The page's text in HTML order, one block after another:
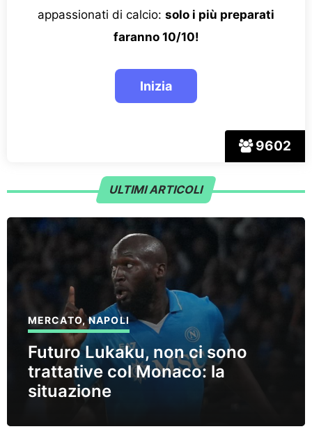
9602
appassionati di calcio: solo i più preparati
faranno 10/10!
ULTIMI ARTICOLI
MERCATO,NAPOLI
Futuro Lukaku, non ci sono
trattative col Monaco: la
situazione